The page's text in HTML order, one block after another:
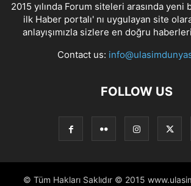
2015 yılında Forum siteleri arasında yeni
ilk Haber portalı' nı uygulayan site
anlayışımızla sizlere en doğru
Contact us:
FOLLOW US
© Tüm Hakları Saklıdır © 2015